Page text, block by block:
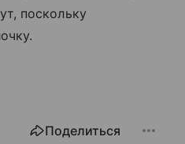
поскольку
Поделиться